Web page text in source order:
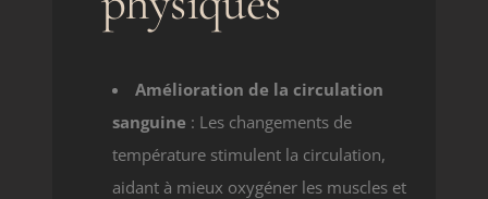
Amélioration de la circulation
sanguine : Les changements de
température stimulent la circulation,
aidant à mieux oxygéner les muscles et